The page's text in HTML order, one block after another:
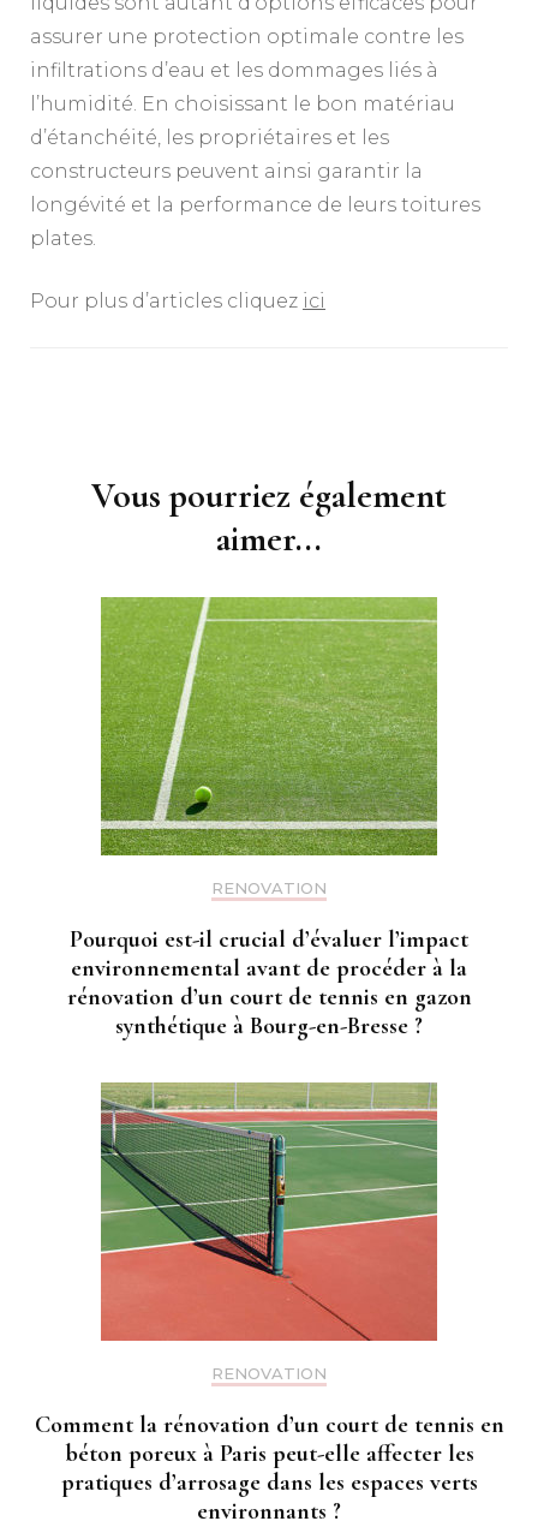
assurer une protection optimale contre les
infiltrations d’eau et les dommages liés à
l’humidité. En choisissant le bon matériau
d’étanchéité, les propriétaires et les
constructeurs peuvent ainsi garantir la
longévité et la performance de leurs toitures
plates.
Pour plus d’articles cliquez ici
Vous pourriez également
aimer...
RENOVATION
Pourquoi est-il crucial d’évaluer l’impact
environnemental avant de procéder à la
rénovation d’un court de tennis en gazon
synthétique à Bourg-en-Bresse ?
RENOVATION
Comment la rénovation d’un court de tennis en
béton poreux à Paris peut-elle affecter les
pratiques d’arrosage dans les espaces verts
environnants ?